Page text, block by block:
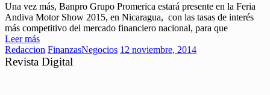
Una vez más, Banpro Grupo Promerica estará presente en la Feria
Andiva Motor Show 2015, en Nicaragua, con las tasas de interés
más competitivo del mercado financiero nacional, para que
Leer más
Redaccion FinanzasNegocios 12 noviembre, 2014
Revista Digital